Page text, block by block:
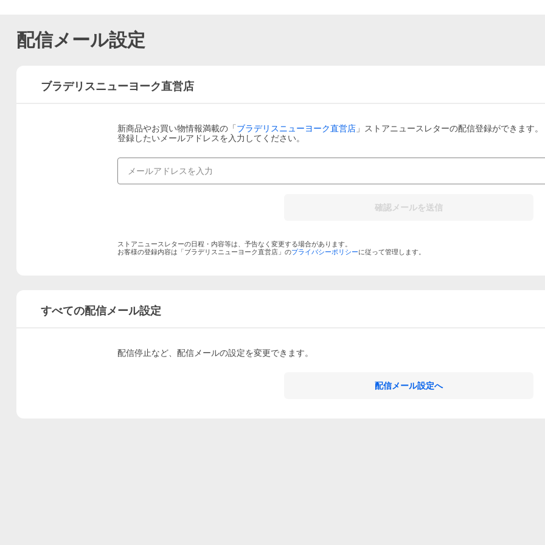
配信メール設定
ブラデリスニューヨーク直営店
新商品やお買い物情報満載の「ブラデリスニューヨーク直営店 」ストアニュースレターの配信登録ができます。
登録したいメールアドレスを入力してください。
確認メールを送信
ストアニュースレターの日程・内容等は、予告なく変更する場合があります。
お客様の登録内容は「ブラデリスニューヨーク直営店 」のプライバシーポリシーに従って管理します。
すべての配信メール設定
配信停止など、配信メールの設定を変更できます。
配信メール設定へ